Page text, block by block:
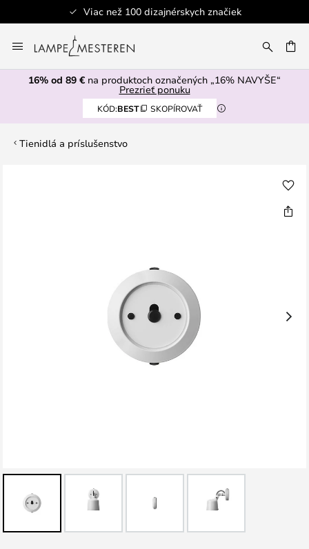
Viac než 100 dizajnérskych značiek
to
Content
16% od 89 € na produktoch označených „16% NAVYŠE“
Prezrieť ponuku
KÓD:BEST SKOPÍROVAŤ
Tienidlá a príslušenstvo